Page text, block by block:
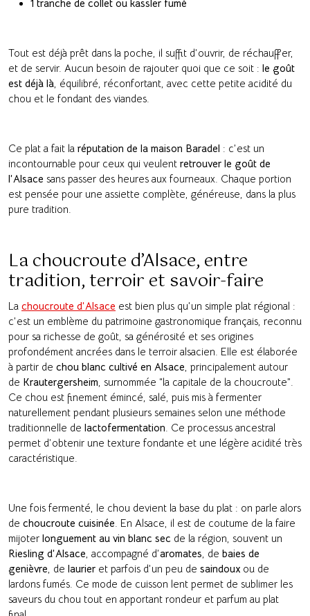
1 tranche de collet ou kassler fumé
Tout est déjà prêt dans la poche, il suffit d’ouvrir, de réchauffer,
et de servir. Aucun besoin de rajouter quoi que ce soit : le goût
est déjà là, équilibré, réconfortant, avec cette petite acidité du
chou et le fondant des viandes.
Ce plat a fait la réputation de la maison Baradel : c’est un
incontournable pour ceux qui veulent retrouver le goût de
l’Alsace sans passer des heures aux fourneaux. Chaque portion
est pensée pour une assiette complète, généreuse, dans la plus
pure tradition.
La choucroute d’Alsace, entre
tradition, terroir et savoir-faire
La choucroute d’Alsace est bien plus qu’un simple plat régional :
c’est un emblème du patrimoine gastronomique français, reconnu
pour sa richesse de goût, sa générosité et ses origines
profondément ancrées dans le terroir alsacien. Elle est élaborée
à partir de chou blanc cultivé en Alsace, principalement autour
de Krautergersheim, surnommée “la capitale de la choucroute”.
Ce chou est finement émincé, salé, puis mis à fermenter
naturellement pendant plusieurs semaines selon une méthode
traditionnelle de lactofermentation. Ce processus ancestral
permet d’obtenir une texture fondante et une légère acidité très
caractéristique.
Une fois fermenté, le chou devient la base du plat : on parle alors
de choucroute cuisinée. En Alsace, il est de coutume de la faire
mijoter longuement au vin blanc sec de la région, souvent un
Riesling d’Alsace, accompagné d’aromates, de baies de
genièvre, de laurier et parfois d’un peu de saindoux ou de
lardons fumés. Ce mode de cuisson lent permet de sublimer les
saveurs du chou tout en apportant rondeur et parfum au plat